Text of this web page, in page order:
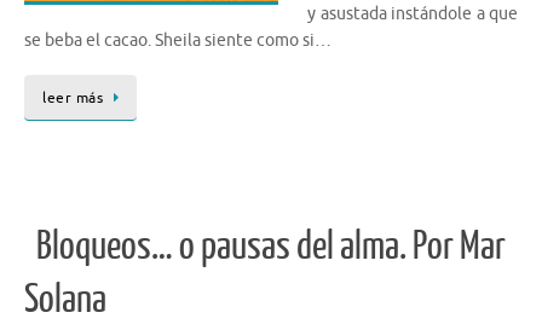
y asustada instándole a que
se beba el cacao. Sheila siente como si…
leer más
Bloqueos… o pausas del alma. Por Mar
Solana